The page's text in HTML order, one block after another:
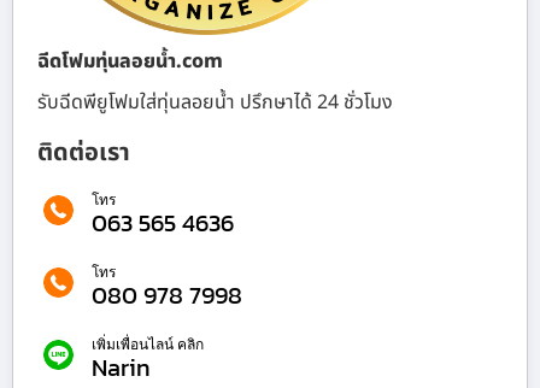
ฉีดโฟมทุ่นลอยน้ำ.com
รับฉีดพียูโฟมใส่ทุ่นลอยน้ำ ปรึกษาได้ 24 ชั่วโมง
ติดต่อเรา
โทร
063 565 4636
โทร
080 978 7998
เพิ่มเพื่อนไลน์ คลิก
Narin